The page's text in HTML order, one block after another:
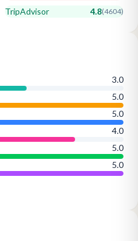
TripAdvisor 4.8(4604)
3.0
5.0
5.0
4.0
5.0
5.0